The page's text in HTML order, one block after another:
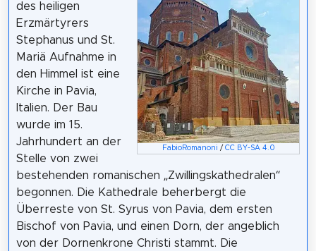
FabioRomanoni / CC BY-SA 4.0
des heiligen
Erzmärtyrers
Stephanus und St.
Mariä Aufnahme in
den Himmel ist eine
Kirche in Pavia,
Italien. Der Bau
wurde im 15.
Jahrhundert an der
Stelle von zwei
bestehenden romanischen „Zwillingskathedralen“
begonnen. Die Kathedrale beherbergt die
Überreste von St. Syrus von Pavia, dem ersten
Bischof von Pavia, und einen Dorn, der angeblich
von der Dornenkrone Christi stammt. Die